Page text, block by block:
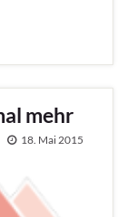
mehr
18. Mai 2015